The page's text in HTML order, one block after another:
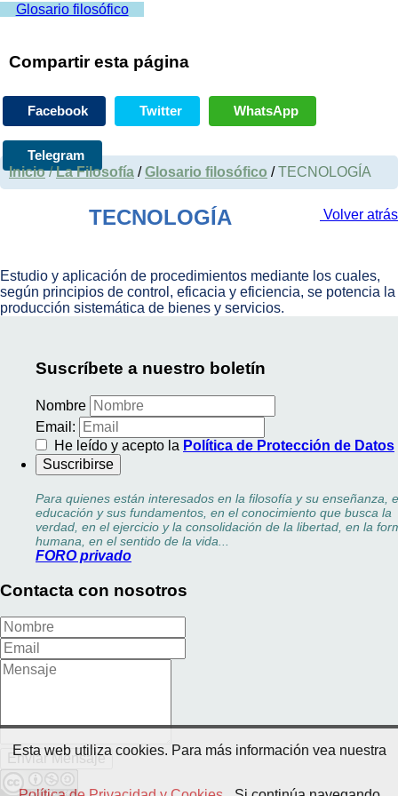
Glosario filosófico
Compartir esta página
Facebook Twitter WhatsApp
Telegram
Inicio/La Filosofía /Glosario filosófico /TECNOLOGÍA
Volver atrás
TECNOLOGÍA
Estudio y aplicación de procedimientos mediante los cuales,
según principios de control, eficacia y eficiencia, se potencia la
producción sistemática de bienes y servicios.
Suscríbete a nuestro boletín
Nombre
Email:
He leído y acepto la Política de Protección de Datos
Para quienes están interesados en la filosofía y su enseñanza,
educación y sus fundamentos, en el conocimiento que busca la
verdad, en el ejercicio y la consolidación de la libertad, en la
humana, en el sentido de la vida...
FORO privado
Contacta con nosotros
Esta web utiliza cookies. Para más información vea nuestra